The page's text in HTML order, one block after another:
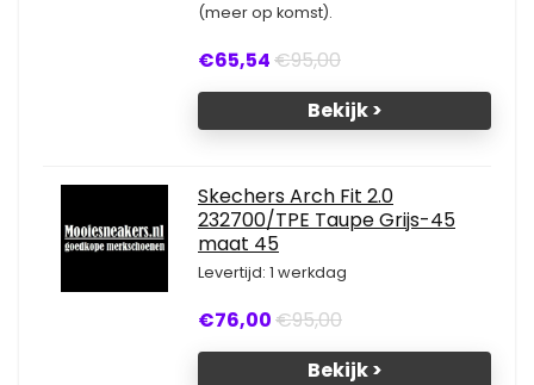
(meer op komst).
€65,54€95,00
Bekijk >
Skechers Arch Fit 2.0
232700/TPE Taupe Grijs-45
maat 45
Levertijd: 1 werkdag
€76,00€95,00
Bekijk >